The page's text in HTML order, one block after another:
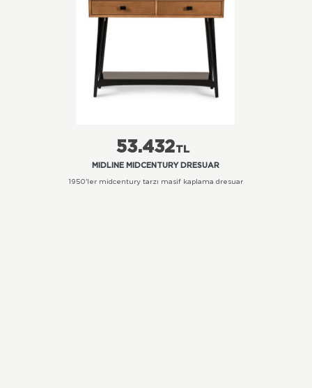
53.432TL
MIDLINE MIDCENTURY DRESUAR
1950'ler midcentury tarzı masif kaplama dresuar